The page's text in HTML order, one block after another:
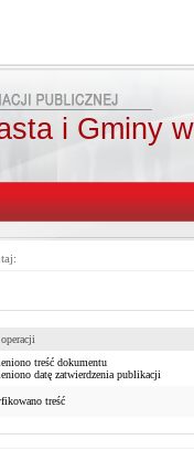
i Gminy
treść dokumentu
datę zatwierdzenia publikacji
treść